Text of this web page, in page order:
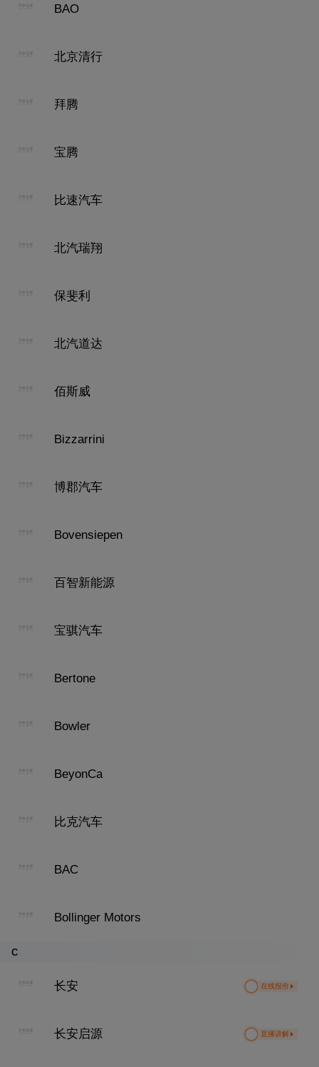
BAO
北京清行
拜腾
宝腾
比速汽车
北汽瑞翔
保斐利
北汽道达
佰斯威
Bizzarrini
博郡汽车
Bovensiepen
百智新能源
宝骐汽车
Bertone
Bowler
BeyonCa
比克汽车
BAC
Bollinger Motors
C
长安 在线报价
长安启源 直播讲解